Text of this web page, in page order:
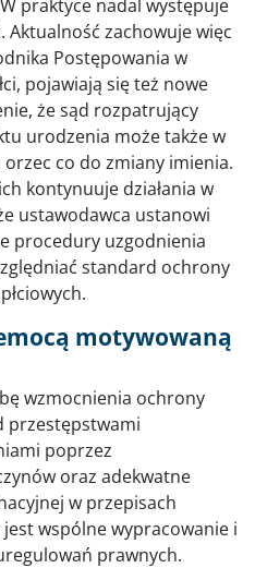
praktyce nadal występuje
Aktualność zachowuje więc
Postępowania w
pojawiają się też nowe
że sąd rozpatrujący
urodzenia może także w
co do zmiany imienia.
kontynuuje działania w
ustawodawca ustanowi
procedury uzgodnienia
standard ochrony
motywowaną
wzmocnienia ochrony
przestępstwami
poprzez
oraz adekwatne
w przepisach
wspólne wypracowanie i
prawnych.